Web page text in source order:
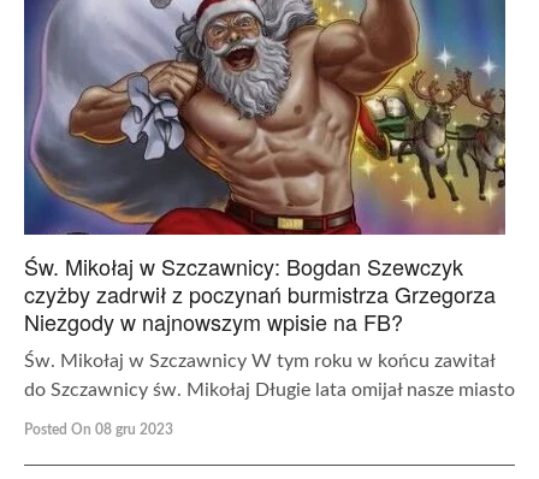
Św. Mikołaj w Szczawnicy: Bogdan Szewczyk
czyżby zadrwił z poczynań burmistrza Grzegorza
Niezgody w najnowszym wpisie na FB?
Św. Mikołaj w Szczawnicy W tym roku w końcu zawitał
do Szczawnicy św. Mikołaj Długie lata omijał nasze miasto
Posted On 08 gru 2023